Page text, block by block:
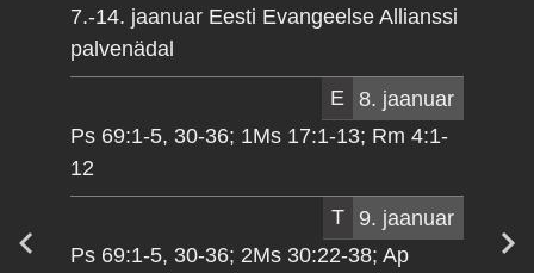
7.-14. jaanuar Eesti Evangeelse Allianssi
palvenädal
E 8. jaanuar
Ps 69:1-5, 30-36; 1Ms 17:1-13; Rm 4:1-
12
T
9. jaanuar
Ps 69:1-5, 30-36; 2Ms 30:22-38; Ap